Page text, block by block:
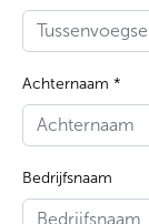
Achternaam *
Bedrijfsnaam